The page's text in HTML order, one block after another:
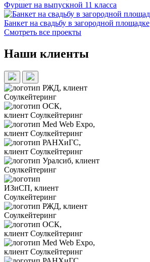
Фуршет на выпускной 11 класса
Банкет на свадьбу в загородной площадке
Смотреть все проекты
Наши клиенты